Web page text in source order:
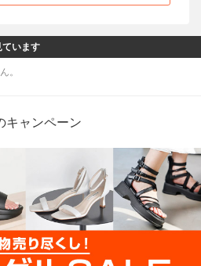
ています
。
キャンペーン